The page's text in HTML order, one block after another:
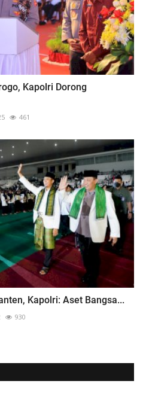
Kapolri Dorong
461
Kapolri: Aset Bangsa...
930